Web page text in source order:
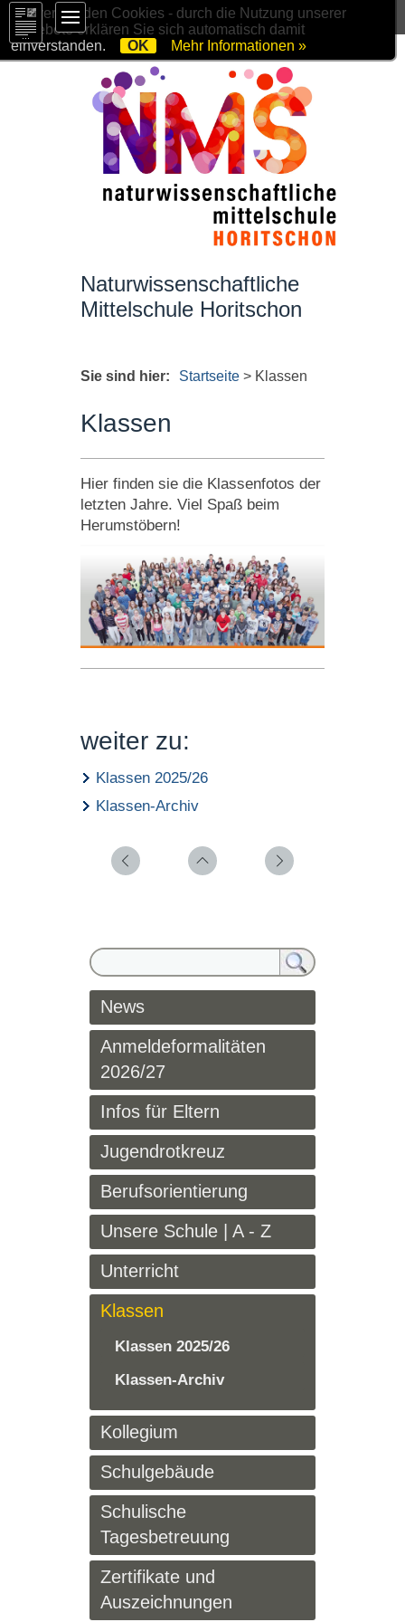
Naturwissenschaftliche
Mittelschule Horitschon
Sie sind hier: Startseite > Klassen
Klassen
Hier finden sie die Klassenfotos der
letzten Jahre. Viel Spaß beim
Herumstöbern!
weiter zu:
Klassen 2025/26
Klassen-Archiv
News
Anmeldeformalitäten
2026/27
Infos für Eltern
Jugendrotkreuz
Berufsorientierung
Unsere Schule | A - Z
Unterricht
Klassen
Klassen 2025/26
Klassen-Archiv
Kollegium
Schulgebäude
Schulische
Tagesbetreuung
Zertifikate und
Auszeichnungen
Wir verwenden Cookies - durch die Nutzung unserer
Angebote erklären Sie sich automatisch damit
einverstanden.
OK Mehr Informationen »